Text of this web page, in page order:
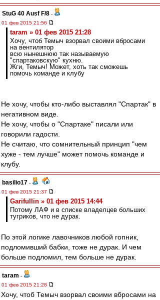
StuG 40 Ausf F/8 -
01 фев 2015 21:56
taram » 01 фев 2015 21:28
Хочу, чтоб Темыч взорвал своими вбросами
на вентилятор
всю нынешнюю так называемую
"спартаковскую" кухню.
Жги, Темыч! Может, хоть так сможешь
помочь команде и клубу
Не хочу, чтобы кто-либо выставлял "Спартак" в
негативном виде.
Не хочу, чтобы о "Спартаке" писали или
говорили гадости.
Не считаю, что сомнительный принцип "чем
хуже - тем лучше" может помочь команде и
клубу.
basilio17 -
01 фев 2015 21:37
Garifullin » 01 фев 2015 14:44
Потому ЛАФ и в списке владелцев больших
тугриков, что не дурак.
По этой логике лавочников любой гопник,
подломивший бабки, тоже не дурак. И чем
больше подломил, тем больше не дурак.
taram -
01 фев 2015 21:28
Хочу, чтоб Темыч взорвал своими вбросами на